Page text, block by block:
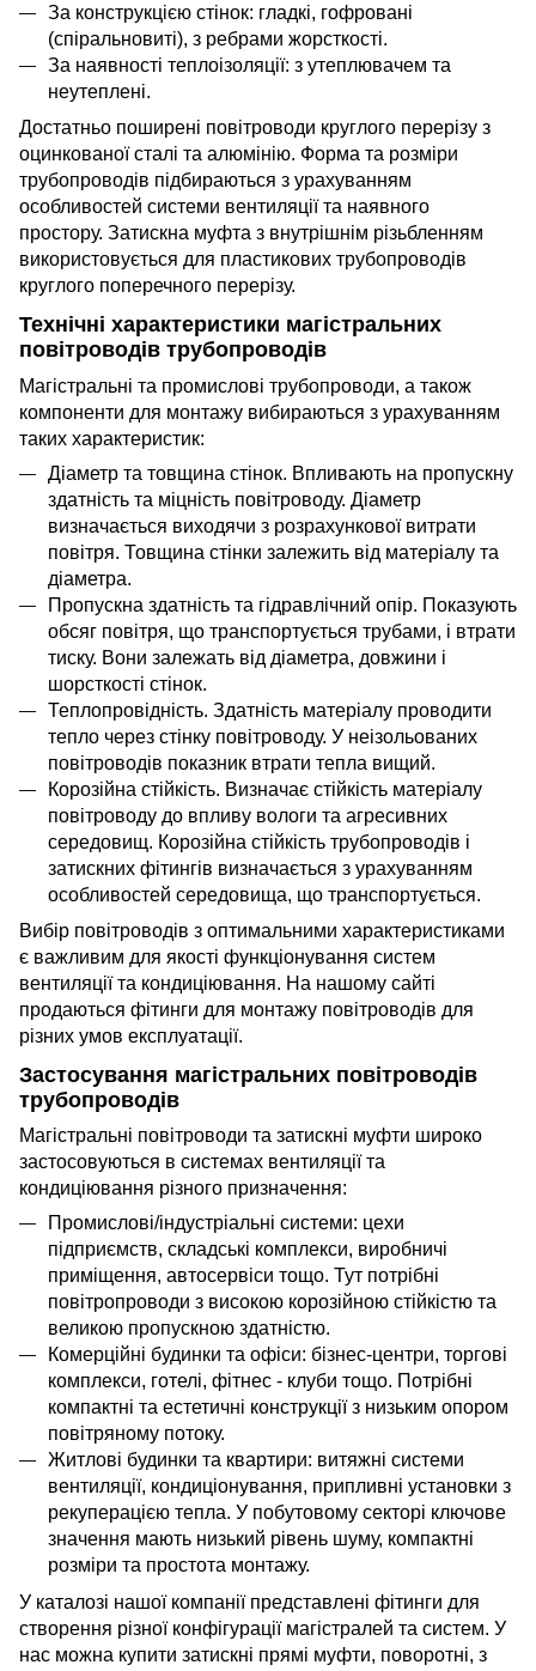
За конструкцією стінок: гладкі, гофровані
(спіральновиті), з ребрами жорсткості.
За наявності теплоізоляції: з утеплювачем та
неутеплені.
Достатньо поширені повітроводи круглого перерізу з
оцинкованої сталі та алюмінію. Форма та розміри
трубопроводів підбираються з урахуванням
особливостей системи вентиляції та наявного
простору. Затискна муфта з внутрішнім різьбленням
використовується для пластикових трубопроводів
круглого поперечного перерізу.
Технічні характеристики магістральних
повітроводів трубопроводів
Магістральні та промислові трубопроводи, а також
компоненти для монтажу вибираються з урахуванням
таких характеристик:
Діаметр та товщина стінок. Впливають на пропускну
здатність та міцність повітроводу. Діаметр
визначається виходячи з розрахункової витрати
повітря. Товщина стінки залежить від матеріалу та
діаметра.
Пропускна здатність та гідравлічний опір. Показують
обсяг повітря, що транспортується трубами, і втрати
тиску. Вони залежать від діаметра, довжини і
шорсткості стінок.
Теплопровідність. Здатність матеріалу проводити
тепло через стінку повітроводу. У неізольованих
повітроводів показник втрати тепла вищий.
Корозійна стійкість. Визначає стійкість матеріалу
повітроводу до впливу вологи та агресивних
середовищ. Корозійна стійкість трубопроводів і
затискних фітингів визначається з урахуванням
особливостей середовища, що транспортується.
Вибір повітроводів з оптимальними характеристиками
є важливим для якості функціонування систем
вентиляції та кондиціювання. На нашому сайті
продаються фітинги для монтажу повітроводів для
різних умов експлуатації.
Застосування магістральних повітроводів
трубопроводів
Магістральні повітроводи та затискні муфти широко
застосовуються в системах вентиляції та
кондиціювання різного призначення:
Промислові/індустріальні системи: цехи
підприємств, складські комплекси, виробничі
приміщення, автосервіси тощо. Тут потрібні
повітропроводи з високою корозійною стійкістю та
великою пропускною здатністю.
Комерційні будинки та офіси: бізнес-центри, торгові
комплекси, готелі, фітнес - клуби тощо. Потрібні
компактні та естетичні конструкції з низьким опором
повітряному потоку.
Житлові будинки та квартири: витяжні системи
вентиляції, кондиціонування, припливні установки з
рекуперацією тепла. У побутовому секторі ключове
значення мають низький рівень шуму, компактні
розміри та простота монтажу.
У каталозі нашої компанії представлені фітинги для
створення різної конфігурації магістралей та систем. У
нас можна купити затискні прямі муфти, поворотні, з